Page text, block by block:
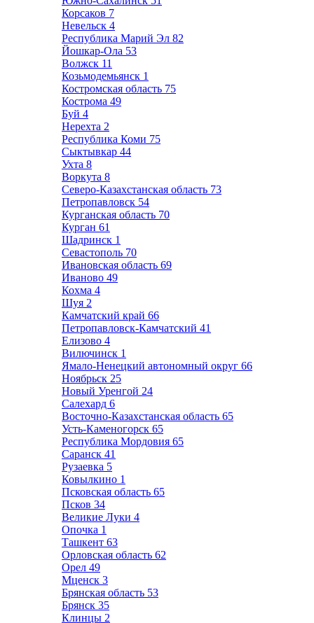
Корсаков 7
Невельск 4
Республика Марий Эл 82
Йошкар-Ола 53
Волжск 11
Козьмодемьянск 1
Костромская область 75
Кострома 49
Буй 4
Нерехта 2
Республика Коми 75
Сыктывкар 44
Ухта 8
Воркута 8
Северо-Казахстанская область 73
Петропавловск 54
Курганская область 70
Курган 61
Шадринск 1
Севастополь 70
Ивановская область 69
Иваново 49
Кохма 4
Шуя 2
Камчатский край 66
Петропавловск-Камчатский 41
Елизово 4
Вилючинск 1
Ямало-Ненецкий автономный округ 66
Ноябрьск 25
Новый Уренгой 24
Салехард 6
Восточно-Казахстанская область 65
Усть-Каменогорск 65
Республика Мордовия 65
Саранск 41
Рузаевка 5
Ковылкино 1
Псковская область 65
Псков 34
Великие Луки 4
Опочка 1
Ташкент 63
Орловская область 62
Орел 49
Мценск 3
Брянская область 53
Брянск 35
Клинцы 2